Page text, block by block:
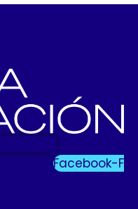
Facebook-F